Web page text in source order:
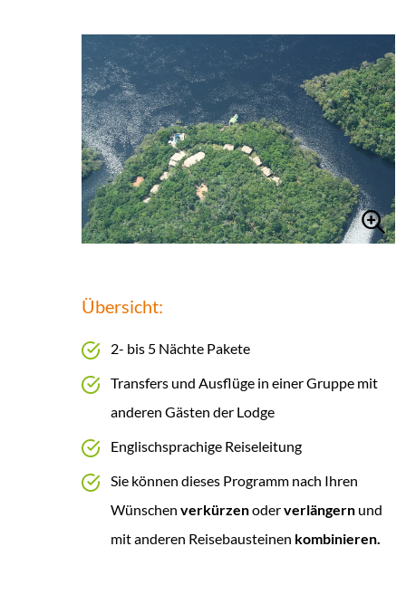
Übersicht:
2- bis 5 Nächte Pakete
Transfers und Ausflüge in einer Gruppe mit
anderen Gästen der Lodge
Englischsprachige Reiseleitung
Sie können dieses Programm nach Ihren
Wünschen verkürzenoderverlängern und
mit anderen Reisebausteinen kombinieren.